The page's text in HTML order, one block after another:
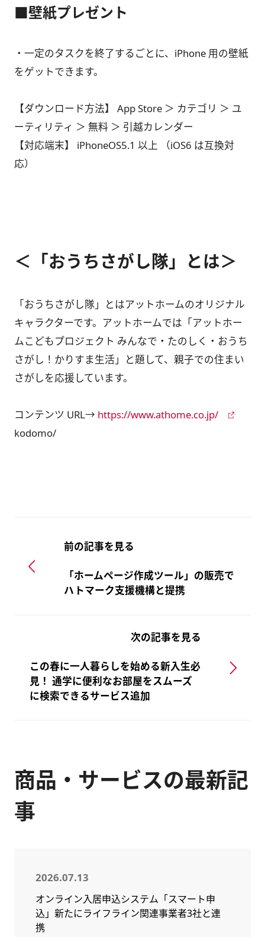
■壁紙プレゼント
・一定のタスクを終了するごとに、iPhone 用の壁紙
をゲットできます。
【ダウンロード方法】 App Store ＞ カテゴリ ＞ ユ
ーティリティ ＞ 無料 ＞ 引越カレンダー
【対応端末】 iPhoneOS5.1 以上 （iOS6 は互換対
応）
＜「おうちさがし隊」とは＞
「おうちさがし隊」とはアットホームのオリジナル
キャラクターです。アットホームでは「アットホー
ムこどもプロジェクト みんなで・たのしく・おうち
さがし！かりすま生活」と題して、親子での住まい
さがしを応援しています。
コンテンツ URL→ https://www.athome.co.jp/
kodomo/
前の記事を見る
「ホームページ作成ツール」の販売で
ハトマーク支援機構と提携
次の記事を見る
この春に一人暮らしを始める新入生必
見！ 通学に便利なお部屋をスムーズ
に検索できるサービス追加
商品・サービスの最新記
事
2026.07.13
オンライン入居申込システム「スマート申
込」新たにライフライン関連事業者3社と連
携